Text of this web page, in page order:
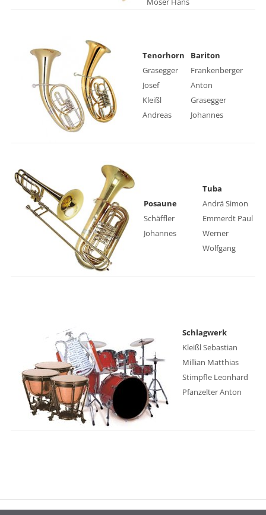
Tenorhorn
Grasegger
Josef
Kleißl
Andreas
Bariton
Frankenberger
Anton
Grasegger
Johannes
Posaune
Schäffler
Johannes
Tuba
Andrä Simon
Emmerdt Paul
Werner
Wolfgang
Schlagwerk
Kleißl Sebastian
Millian Matthias
Stimpfle Leonhard
Pfanzelter Anton